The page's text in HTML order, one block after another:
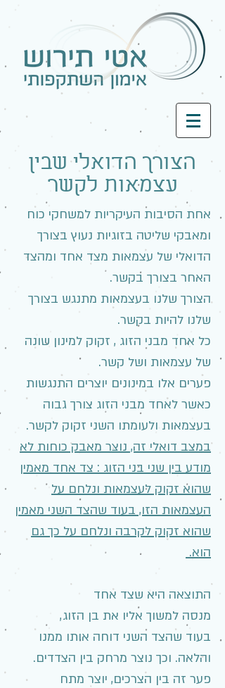
הצורך הדואלי שבין
עצמאות לקשר
אחת הסיבות העיקריות למשחקי כוח
ומאבקי שליטה בזוגיות נעוץ בצורך
הדואלי של עצמאות מצד אחד ומהצד
האחר בצורך בקשר.
הצורך שלנו בעצמאות מתנגש בצורך
שלנו להיות בקשר.
כל אחד מבני הזוג , זקוק למינון שונה
של עצמאות ושל קשר.
פערים אלו במינונים יוצרים התנגשות
כאשר לאחד מבני הזוג צורך גבוה
בעצמאות ולעומתו השני זקוק לקשר.
במצב דואלי זה, נוצר מאבק כוחות לא
מודע בין שני בני הזוג : צד אחד מאמין
שהוא זקוק לעצמאות ונלחם על
העצמאות הזו, בעוד שהצד השני מאמין
שהוא זקוק לקרבה ונלחם על כך גם
הוא.
התוצאה היא שצד אחד
מנסה למשוך אליו את בן הזוג,
בעוד שהצד השני דוחה אותו ממנו
והלאה. וכך נוצר מרחק בין הצדדים.
פער זה בין הצרכים, יוצר מתח